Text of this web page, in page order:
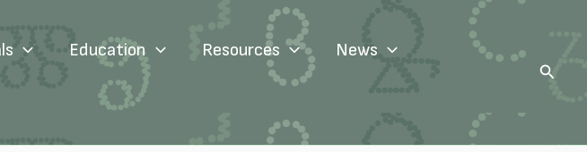
Education Resources News
Search